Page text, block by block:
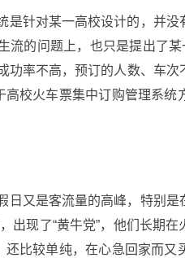
是针对某一高校设计的，并
流的问题上，也只是提出了
功率不高，预订的人数、车
高校火车票集中订购管理系
日又是客流量的高峰，特别
出现了“黄牛党”，他们长期
比较单纯，在心急回家而